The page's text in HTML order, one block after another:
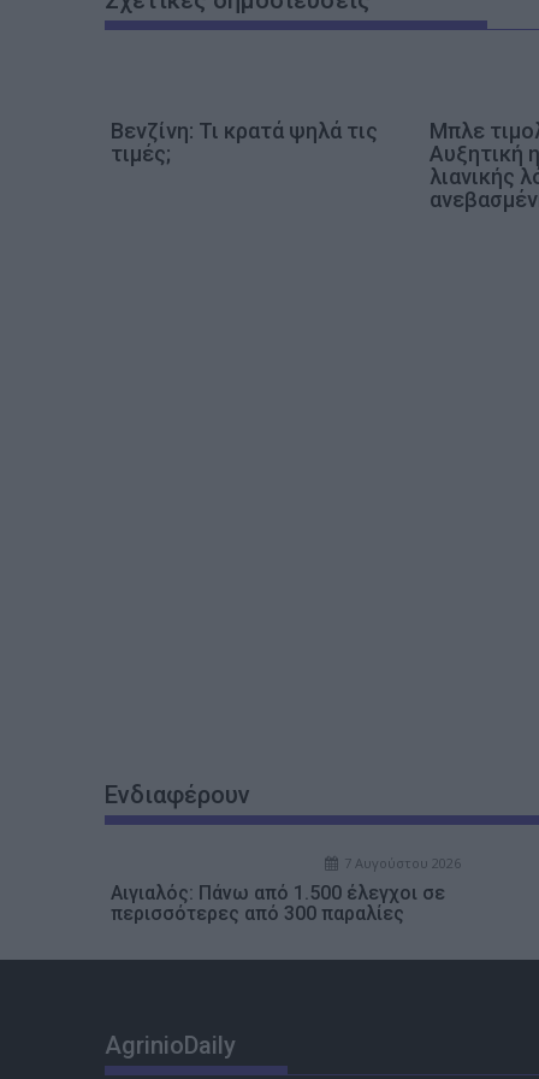
η
ρ
θ
Βενζίνη: Τι κρατά ψηλά τις
τιμές;
Μπλε
Αυξητική
λιανικής
Ενδιαφέρουν
7 Αυγούστου 2026
Αιγιαλός: Πάνω από 1.500 έλεγχοι σε
περισσότερες από 300 παραλίες
AgrinioDaily